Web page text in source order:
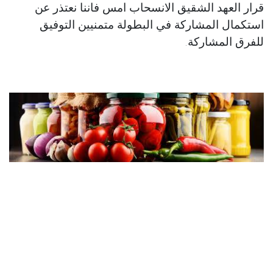
قرار العهد الشقيق الانسحاب امس فاننا نعتذر عن
استكمال المشاركة في البطولة متمنيين التوفيق
للفرق المشاركة.